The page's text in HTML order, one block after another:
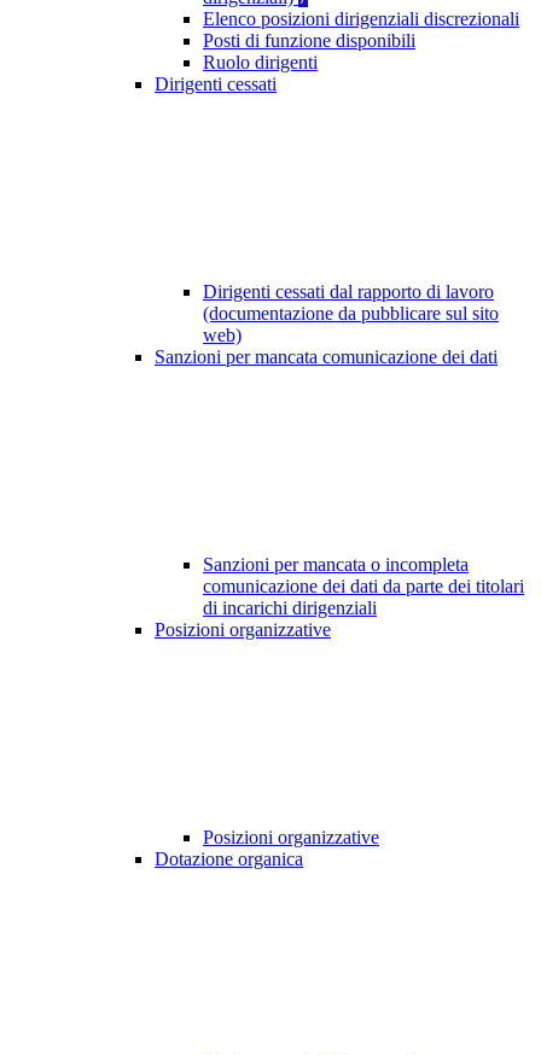
Elenco posizioni dirigenziali discrezionali
Posti di funzione disponibili
Ruolo dirigenti
Dirigenti cessati
Dirigenti cessati dal rapporto di lavoro
(documentazione da pubblicare sul sito
web)
Sanzioni per mancata comunicazione dei dati
Sanzioni per mancata o incompleta
comunicazione dei dati da parte dei titolari
di incarichi dirigenziali
Posizioni organizzative
Posizioni organizzative
Dotazione organica